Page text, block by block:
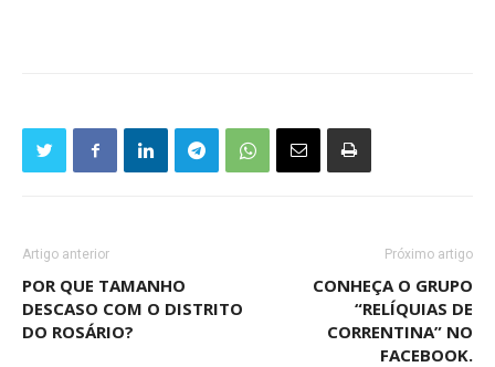
Artigo anterior
POR QUE TAMANHO
DESCASO COM O DISTRITO
DO ROSÁRIO?
Próximo artigo
CONHEÇA O GRUPO
“RELÍQUIAS DE
CORRENTINA” NO
FACEBOOK.